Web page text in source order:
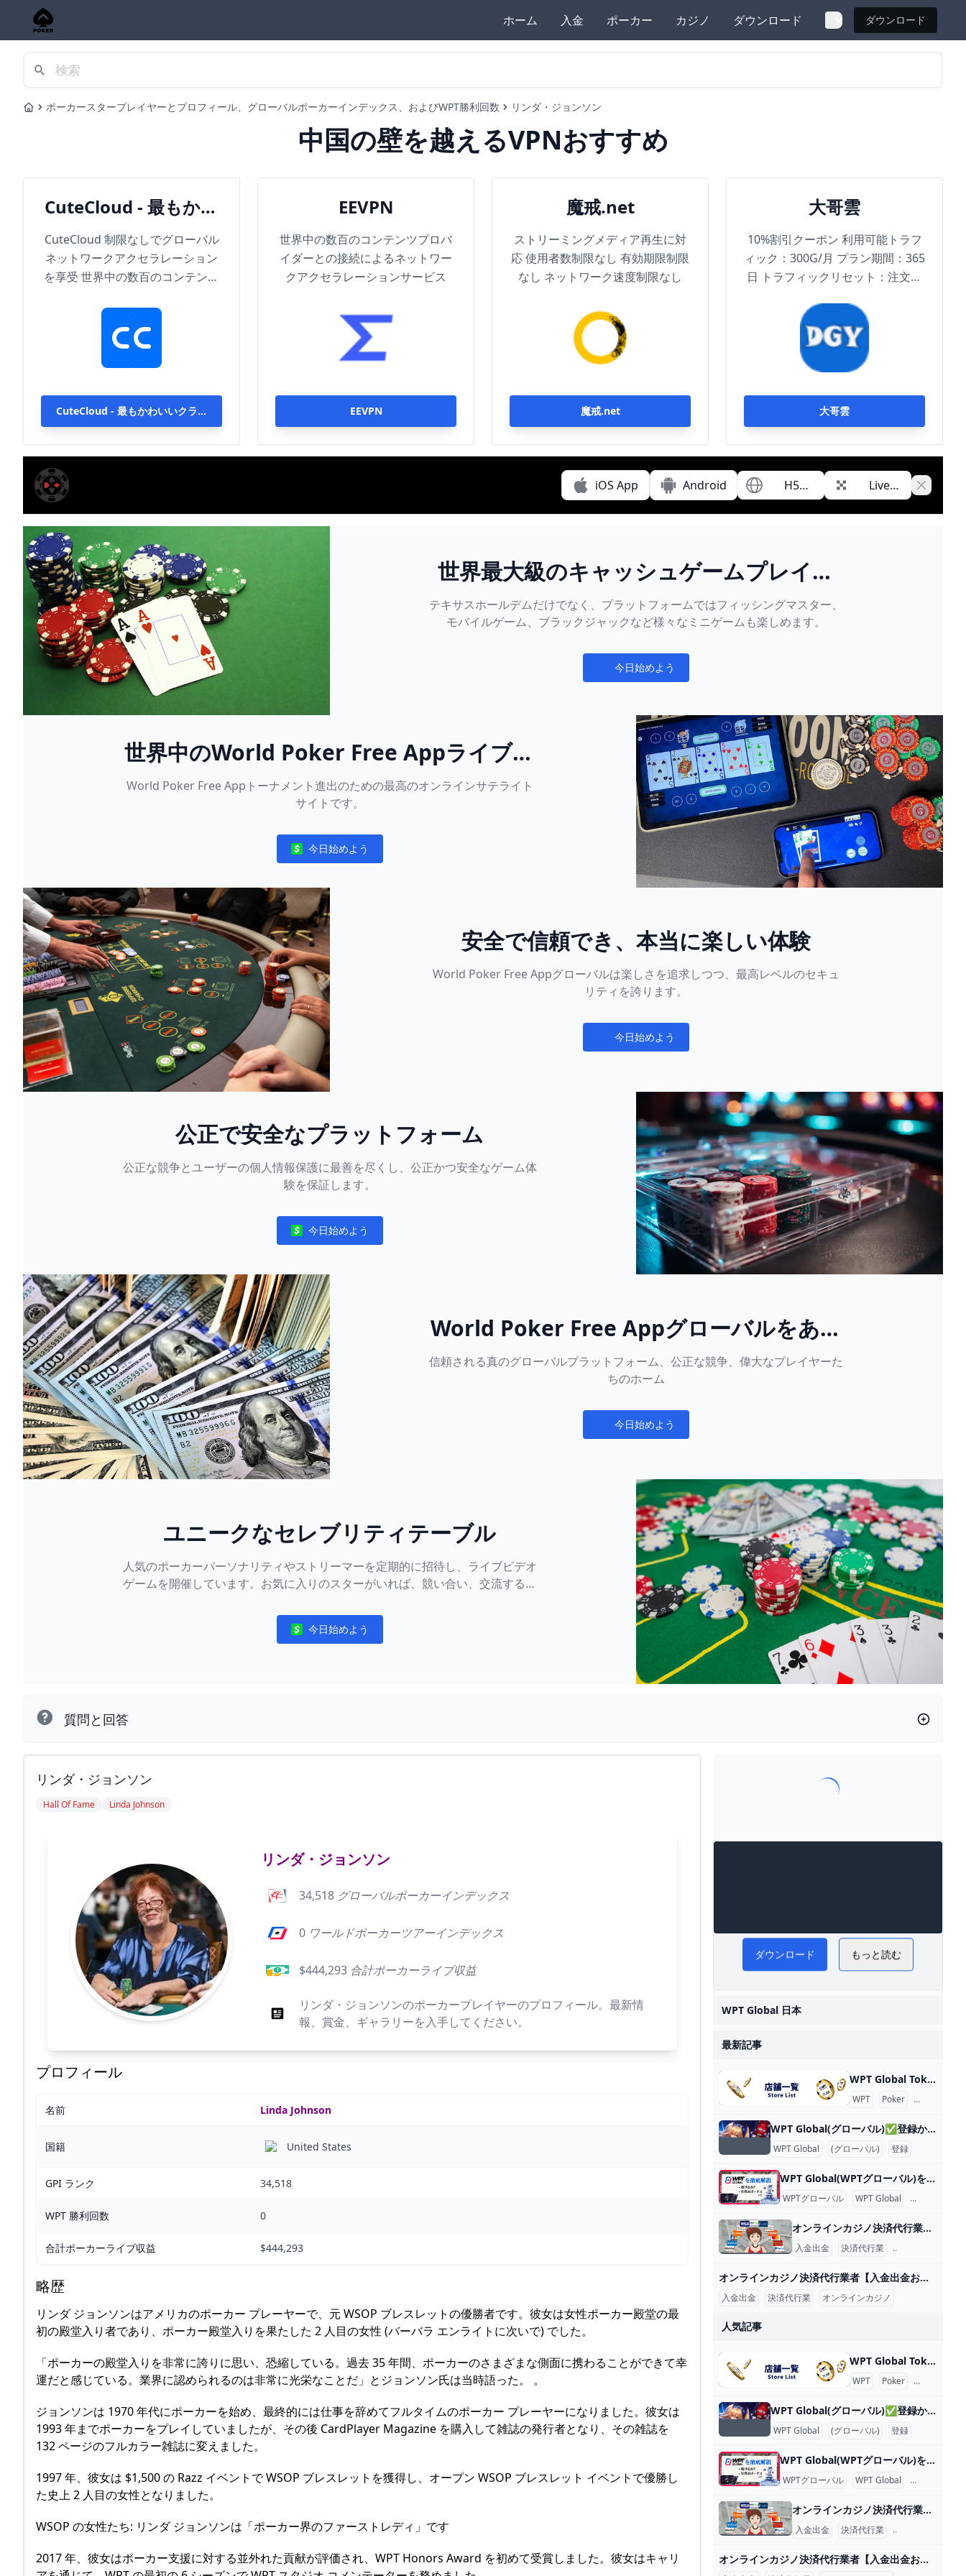
ホーム 入金 ポーカー カジノ ダウンロード ダウンロード
Homeポーカースタープレイヤーとプロフィール、グローバルポーカーインデックス、およびWPT勝利回数 リンダ・ジョンソン
中国の壁を越えるVPNおすすめ
CuteCloud - 最もかわ
いいクラウド
CuteCloud 制限なしでグローバル
ネットワークアクセラレーション
を享受 世界中の数百のコンテンツ
トワークアクセラレーションサー
ビス 最大2000Mbpsの単一ライン
アクセス能力、全球1000台以上の
高速サーバー、いつでもどこでも
CuteCloud - 最もかわいいクラウ
ド
EEVPN
世界中の数百のコンテンツプロバ
イダーとの接続によるネットワー
クアクセラレーションサービス
EEVPN
魔戒.net
ストリーミングメディア再生に対
応 使用者数制限なし 有効期限制限
なし ネットワーク速度制限なし
魔戒.net
大哥雲
10%割引クーポン 利用可能トラフ
ィック：300G/月 プラン期間：365
日 トラフィックリセット：注文日
ク購入リセット 最大到達帯域幅：
1000Mbps ノード Trojanプロトコ
ル
大哥雲
iOS App Android
H5
Game
Live
Chat
Close
世界最大級のキャッシュゲームプレイヤ
ーのレクリエーションプールに参加しよ
う
テキサスホールデムだけでなく、プラットフォームではフィッシングマスター、
モバイルゲーム、ブラックジャックなど様々なミニゲームも楽しめます。
Notifications
今日始めよう
世界中のWorld Poker Free Appライブイ
ベントに参加するチャンスを掴もう
World Poker Free Appトーナメント進出のための最高のオンラインサテライト
サイトです。
Notifications
今日始めよう
安全で信頼でき、本当に楽しい体験
World Poker Free Appグローバルは楽しさを追求しつつ、最高レベルのセキュ
リティを誇ります。
Notifications
今日始めよう
公正で安全なプラットフォーム
公正な競争とユーザーの個人情報保護に最善を尽くし、公正かつ安全なゲーム体
験を保証します。
Notifications
今日始めよう
World Poker Free Appグローバルをあな
たの新しいオンラインポーカーホームに
しよう
信頼される真のグローバルプラットフォーム、公正な競争、偉大なプレイヤーた
ちのホーム
Notifications
今日始めよう
ユニークなセレブリティテーブル
人気のポーカーパーソナリティやストリーマーを定期的に招待し、ライブビデオ
ゲームを開催しています。お気に入りのスターがいれば、競い合い、交流するチ
Notifications
今日始めよう
質問と回答
リンダ・ジョンソン
Hall Of Fame Linda Johnson
リンダ・ジョンソン
34,518 グローバルポーカーインデックス
0 ワールドポーカーツアーインデックス
$444,293 合計ポーカーライブ収益
リンダ・ジョンソンのポーカープレイヤーのプロフィール。最新情
報、賞金、ギャラリーを入手してください。
プロフィール
名前 Linda Johnson
国籍 United States
GPI ランク 34,518
WPT 勝利回数 0
合計ポーカーライブ収益 $444,293
略歴
リンダ ジョンソンはアメリカのポーカー プレーヤーで、元 WSOP ブレスレットの優勝者です。彼女は女性ポーカー殿堂の最
初の殿堂入り者であり、ポーカー殿堂入りを果たした 2 人目の女性 (バーバラ エンライトに次いで) でした。
「ポーカーの殿堂入りを非常に誇りに思い、恐縮している。過去 35 年間、ポーカーのさまざまな側面に携わることができて幸
運だと感じている。業界に認められるのは非常に光栄なことだ」とジョンソン氏は当時語った。 。
ジョンソンは 1970 年代にポーカーを始め、最終的には仕事を辞めてフルタイムのポーカー プレーヤーになりました。彼女は
1993 年までポーカーをプレイしていましたが、その後 CardPlayer Magazine を購入して雑誌の発行者となり、その雑誌を
132 ページのフルカラー雑誌に変えました。
1997 年、彼女は $1,500 の Razz イベントで WSOP ブレスレットを獲得し、オープン WSOP ブレスレット イベントで優勝し
た史上 2 人目の女性となりました。
WSOP の女性たち: リンダ ジョンソンは「ポーカー界のファーストレディ」です
2017 年、彼女はポーカー支援に対する並外れた貢献が評価され、WPT Honors Award を初めて受賞しました。彼女はキャリ
ダウンロード もっと読む
WPT Global 日本
最新記事
WPT Global Tokyo 店舗名 WPT Global Tokyo 店舗名 北海道 店舗名 住所 HOTARU by the FINCH 北海道札幌市 中央区南4条西2丁目RECOLTE SAPPORO 1F GOLDEN BANANA 北海道札幌市中央区南6条西６丁目7-1 第6旭観光ビル5階 KINGSMAN 北海道札幌市中央区南4条西5丁目4 シャンゼリゼビル5F 東北地方 店舗名 住所 Poker Bar BLUFF 岩手県盛岡市大通2丁目3-3 スギエビル 6F 9High仙台 宮城県仙台市青葉区花京院１丁目４-47ALLELL花京院 5F DEER GOLD 宮城県仙台市青葉区国分町２丁目１５−１６ DAISY BUILDING 7階 BACKDOOR仙台 宮城県仙台市青葉区国分町２丁目１−１２ 瀬戸勝ビル 1C まめでらかじの 秋田県秋田市大町６丁目２−２ Poker Bar BLUFF 岩手県盛岡市大通２丁目３−３ スギエビル ６F Ace&King FUKUSHIMA 福島県福島市栄町１２−１２ サモン館 2F The Brilliant Space L,O,L 山形県山形市旅篭町２丁目２−２６ 庄司ビル 1階 関東地方 以下は、東京都内のポーカールームの店舗名と住所の一覧です。
WPT Poker Place
WPT Global(グローバル)✅登録から入金出金方法まで徹底解説 😄 WPT Global(WPTグローバル)は世界三大ポーカー大会WPT(ワールドポーカーツアー)の公式アプリとして2021年に設立しました。世界中で今最も注目を集めている最新のNo1オンラインポーカー おすすめアプリです。
WPT Global (グローバル) 登録
WPT Global(WPTグローバル)を徹底解説！今1番アツいアプリはこれ WPT Global(WPTグローバル)は世界3大ポーカー大会の1つであるWPT(ワールドポーカーツアー)の公式のオンラインポーカーアプリです。 この記事ではこれからWPT Globalを始める人でも失敗しない登録方法や気になるボーナスの詳細を紹介します。
WPTグローバル WPT Global 徹底解説
オンラインカジノ決済代行業者【入金出金おすすめ】違法性は？ オンラインカジノの決済代行業者とは、オンラインカジノに入金や出金をする際に、その間に入ってくれるサービスのことです。 2023年9月27日に日本初となるオンラインカジノ決済代行会社SumoPayが客側の常習賭博をほう助したとして摘発されました。これは決済代行会社が日本国内で運営されていた事が違法となっています。
入金出金 決済代行業 オンラインカジノ
オンラインカジノ決済代行業者【入金出金おすすめ】違法性は？ オンラインカジノの決済代行業者とは、オンラインカジノに入金や出金をする際に、その間に入ってくれるサービスのことです。 2023年9月27日に日本初となるオンラインカジノ決済代行会社SumoPayが客側の常習賭博をほう助したとして摘発されました。これは決済代行会社が日本国内で運営されていた事が違法となっています。
入金出金 決済代行業 オンラインカジノ
人気記事
WPT Global Tokyo 店舗名 WPT Global Tokyo 店舗名 北海道 店舗名 住所 HOTARU by the FINCH 北海道札幌市 中央区南4条西2丁目RECOLTE SAPPORO 1F GOLDEN BANANA 北海道札幌市中央区南6条西６丁目7-1 第6旭観光ビル5階 KINGSMAN 北海道札幌市中央区南4条西5丁目4 シャンゼリゼビル5F 東北地方 店舗名 住所 Poker Bar BLUFF 岩手県盛岡市大通2丁目3-3 スギエビル 6F 9High仙台 宮城県仙台市青葉区花京院１丁目４-47ALLELL花京院 5F DEER GOLD 宮城県仙台市青葉区国分町２丁目１５−１６ DAISY BUILDING 7階 BACKDOOR仙台 宮城県仙台市青葉区国分町２丁目１−１２ 瀬戸勝ビル 1C まめでらかじの 秋田県秋田市大町６丁目２−２ Poker Bar BLUFF 岩手県盛岡市大通２丁目３−３ スギエビル ６F Ace&King FUKUSHIMA 福島県福島市栄町１２−１２ サモン館 2F The Brilliant Space L,O,L 山形県山形市旅篭町２丁目２−２６ 庄司ビル 1階 関東地方 以下は、東京都内のポーカールームの店舗名と住所の一覧です。
WPT Poker Place
WPT Global(グローバル)✅登録から入金出金方法まで徹底解説 😄 WPT Global(WPTグローバル)は世界三大ポーカー大会WPT(ワールドポーカーツアー)の公式アプリとして2021年に設立しました。世界中で今最も注目を集めている最新のNo1オンラインポーカー おすすめアプリです。
WPT Global (グローバル) 登録
WPT Global(WPTグローバル)を徹底解説！今1番アツいアプリはこれ WPT Global(WPTグローバル)は世界3大ポーカー大会の1つであるWPT(ワールドポーカーツアー)の公式のオンラインポーカーアプリです。 この記事ではこれからWPT Globalを始める人でも失敗しない登録方法や気になるボーナスの詳細を紹介します。
WPTグローバル WPT Global 徹底解説
オンラインカジノ決済代行業者【入金出金おすすめ】違法性は？ オンラインカジノの決済代行業者とは、オンラインカジノに入金や出金をする際に、その間に入ってくれるサービスのことです。 2023年9月27日に日本初となるオンラインカジノ決済代行会社SumoPayが客側の常習賭博をほう助したとして摘発されました。これは決済代行会社が日本国内で運営されていた事が違法となっています。
入金出金 決済代行業 オンラインカジノ
オンラインカジノ決済代行業者【入金出金おすすめ】違法性は？ オンラインカジノの決済代行業者とは、オンラインカジノに入金や出金をする際に、その間に入ってくれるサービスのことです。 2023年9月27日に日本初となるオンラインカジノ決済代行会社SumoPayが客側の常習賭博をほう助したとして摘発されました。これは決済代行会社が日本国内で運営されていた事が違法となっています。